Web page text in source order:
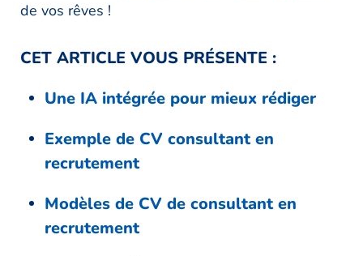
de vos rêves !
CET ARTICLE VOUS PRÉSENTE :
Une IA intégrée pour mieux rédiger
Exemple de CV consultant en
recrutement
Modèles de CV de consultant en
recrutement